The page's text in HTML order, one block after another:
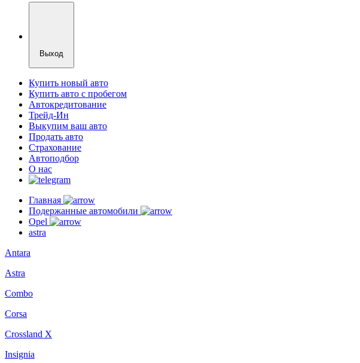
Выход
Купить новый авто
Купить авто с пробегом
Автокредитование
Трейд-Ин
Выкупим ваш авто
Продать авто
Страхование
Автоподбор
О нас
Главная
Подержанные автомобили
Opel
astra
Antara
Astra
Combo
Corsa
Crossland X
Insignia